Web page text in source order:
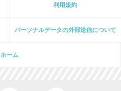
利用規約
パーソナルデータの外部送信について
ホーム